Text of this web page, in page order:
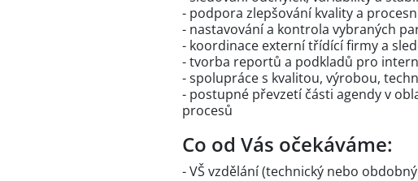
- podpora zlepšování kvality a
- nastavování a kontrola vybraných
- koordinace externí třídící firmy a
- tvorba reportů a podkladů pro
- spolupráce s kvalitou, výrobou,
- postupné převzetí části agendy v
procesů
Co od Vás očekáváme:
- VŠ vzdělání (technický nebo